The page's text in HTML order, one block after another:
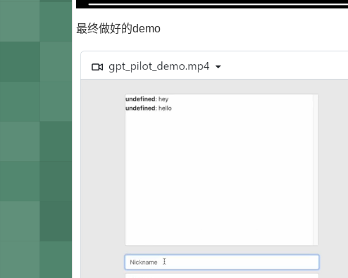
最终做好的demo